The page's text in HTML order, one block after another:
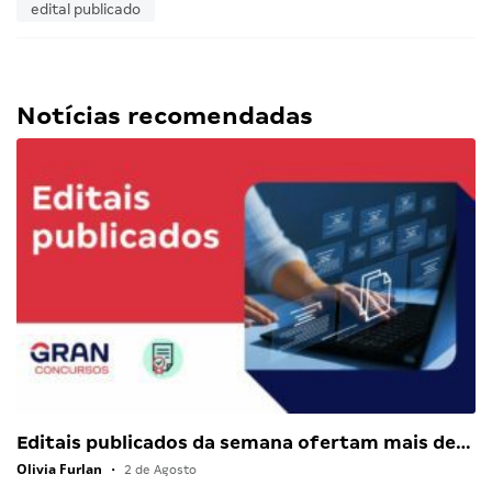
edital publicado
Notícias recomendadas
Editais publicados da semana ofertam mais de…
Olivia Furlan • 2 de Agosto